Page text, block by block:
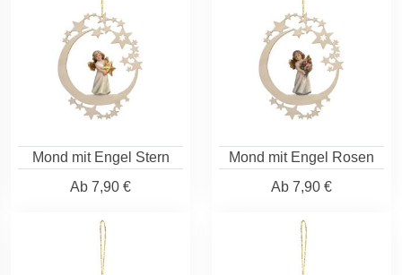
Mond mit Engel Stern
Ab 7,90 €
Mond mit Engel Rosen
Ab 7,90 €